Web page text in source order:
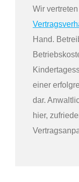
Wir
Hand.
einer
dar.
hier,